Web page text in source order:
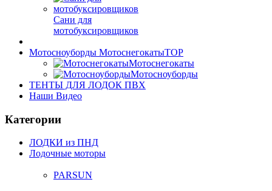
Сани для
мотобуксировщиков
Мотосноуборды МотоснегокатыTOP
Мотоснегокаты
Мотосноуборды
ТЕНТЫ ДЛЯ ЛОДОК ПВХ
Наши Видео
Категории
ЛОДКИ из ПНД
Лодочные моторы
PARSUN